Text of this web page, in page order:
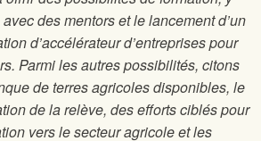
des mentors et le lancement d’un
d’accélérateur d’entreprises pour
Parmi les autres possibilités, citons
de terres agricoles disponibles, le
de la relève, des efforts ciblés pour
vers le secteur agricole et les